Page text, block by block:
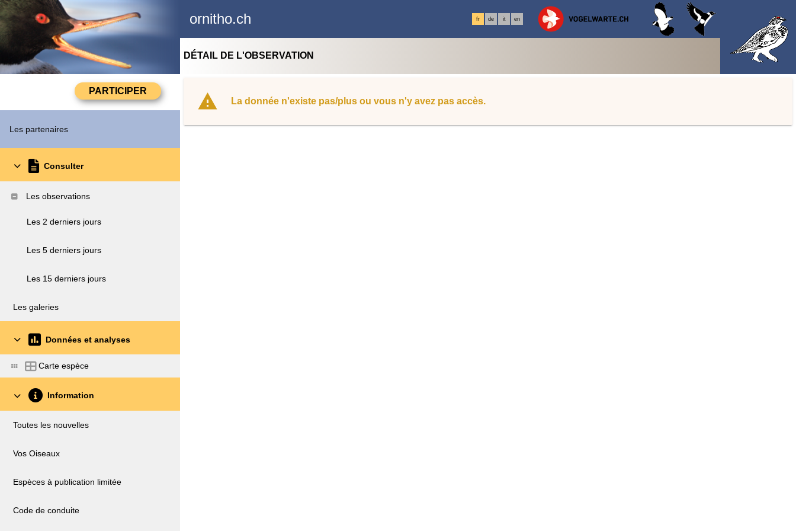
ornitho.ch fr de it en
Les partenaires
Consulter
Les observations
Les 2 derniers jours
Les 5 derniers jours
Les 15 derniers jours
Les galeries
Données et analyses
Carte espèce
Information
Toutes les nouvelles
Vos Oiseaux
Espèces à publication limitée
Code de conduite
DÉTAIL DE L'OBSERVATION
La donnée n'existe pas/plus ou vous n'y avez pas accès.